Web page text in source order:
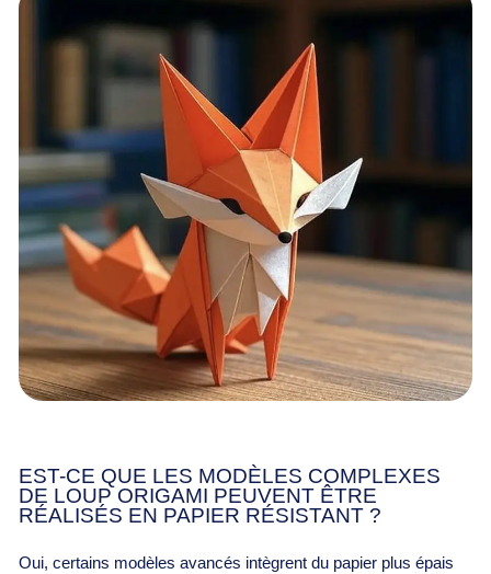
EST-CE QUE LES MODÈLES COMPLEXES
DE LOUP ORIGAMI PEUVENT ÊTRE
RÉALISÉS EN PAPIER RÉSISTANT ?
Oui, certains modèles avancés intègrent du papier plus épais